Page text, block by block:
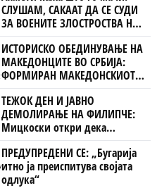
СЛУШАМ, САКААТ ДА СЕ СУДИ
ЗА ВОЕНИТЕ ЗЛОСТРОСТВА НА
УЧК...
ИСТОРИСКО ОБЕДИНУВАЊЕ НА
МАКЕДОНЦИТЕ ВО СРБИЈА:
ФОРМИРАН МАКЕДОНСКИОТ
НАЦИОНАЛЕН СОЈУЗ
ТЕЖОК ДЕН И ЈАВНО
ДЕМОЛИРАЊЕ НА ФИЛИПЧЕ:
Мицкоски откри дека
човекот појма нема од
ништо, освен за кеш
ПРЕДУПРЕДЕНИ СЕ: „Бугарија
итно ја преиспитува својата
одлука“